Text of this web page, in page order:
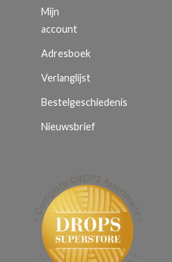
Mijn
account
Adresboek
Verlanglijst
Bestelgeschiedenis
Nieuwsbrief